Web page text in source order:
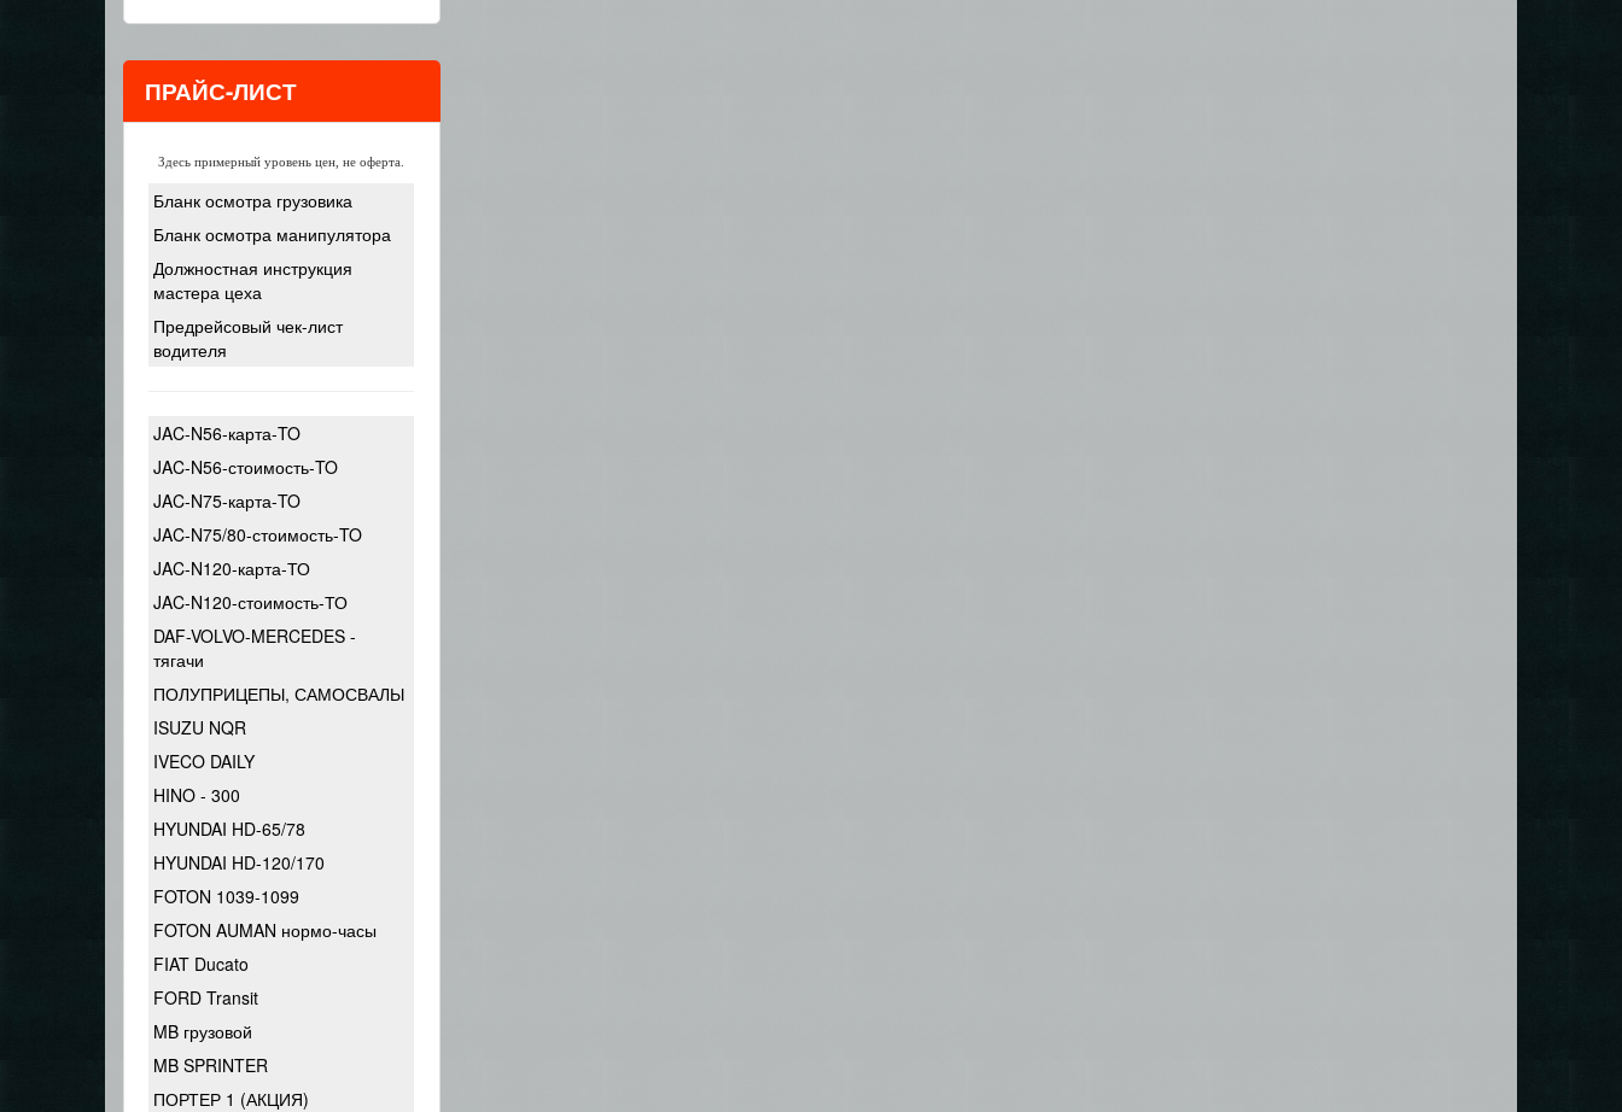
ПРАЙС-ЛИСТ
Здесь примерный уровень цен, не оферта.
Бланк осмотра грузовика
Бланк осмотра манипулятора
Должностная инструкция
мастера цеха
Предрейсовый чек-лист
водителя
JAC-N56-карта-TO
JAC-N56-стоимость-TO
JAC-N75-карта-TO
JAC-N75/80-стоимость-TO
JAC-N120-карта-ТО
JAC-N120-стоимость-ТО
DAF-VOLVO-MERCEDES -
тягачи
ПОЛУПРИЦЕПЫ, САМОСВАЛЫ
ISUZU NQR
IVECO DAILY
HINO - 300
HYUNDAI HD-65/78
HYUNDAI HD-120/170
FOTON 1039-1099
FOTON AUMAN нормо-часы
FIAT Ducato
FORD Transit
MB грузовой
MB SPRINTER
ПОРТЕР 1 (АКЦИЯ)